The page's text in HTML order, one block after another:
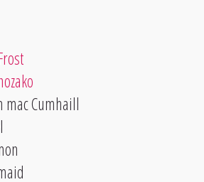
mac Cumhaill